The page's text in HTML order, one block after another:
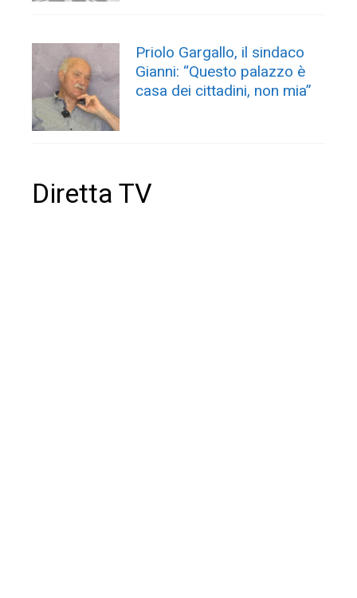
Priolo Gargallo, il sindaco
Gianni: “Questo palazzo è
casa dei cittadini, non mia”
Diretta TV